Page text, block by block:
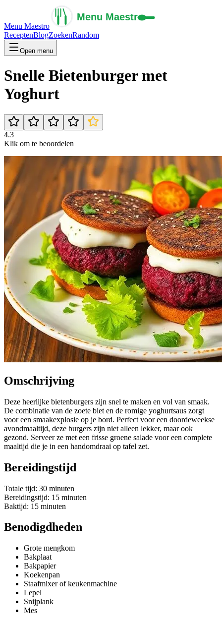
Menu Maestro
ReceptenBlogZoekenRandom
Open menu
Snelle Bietenburger met
Yoghurt
4.3
Klik om te beoordelen
Omschrijving
Deze heerlijke bietenburgers zijn snel te maken en vol van smaak.
De combinatie van de zoete biet en de romige yoghurtsaus zorgt
voor een smaakexplosie op je bord. Perfect voor een doordeweekse
avondmaaltijd, deze burgers zijn niet alleen lekker, maar ook
gezond. Serveer ze met een frisse groene salade voor een complete
maaltijd die je in een handomdraai op tafel zet.
Bereidingstijd
Totale tijd: 30 minuten
Bereidingstijd: 15 minuten
Baktijd: 15 minuten
Benodigdheden
Grote mengkom
Bakplaat
Bakpapier
Koekenpan
Staafmixer of keukenmachine
Lepel
Snijplank
Mes